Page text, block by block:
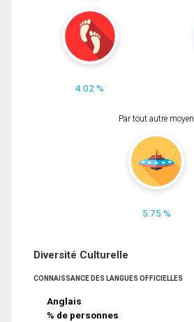
4.02 %
Par tout autre moyen
5.75 %
Diversité Culturelle
CONNAISSANCE DES LANGUES OFFICIELLES
Anglais
% de personnes